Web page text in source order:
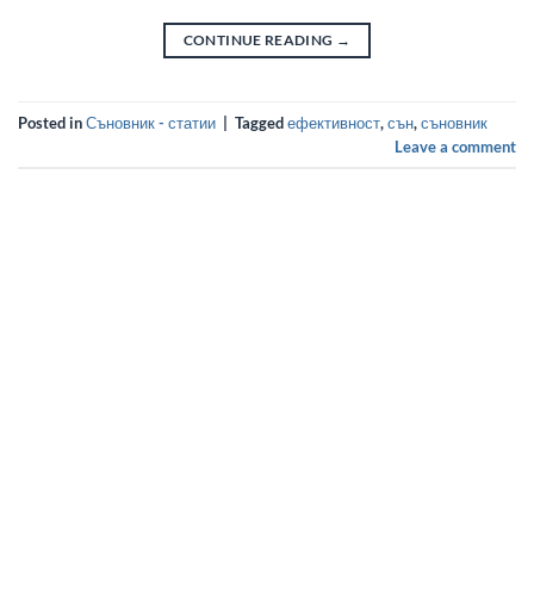
CONTINUE READING →
Posted inСъновник - статии Taggedефективност,сън,съновник
Leave a comment